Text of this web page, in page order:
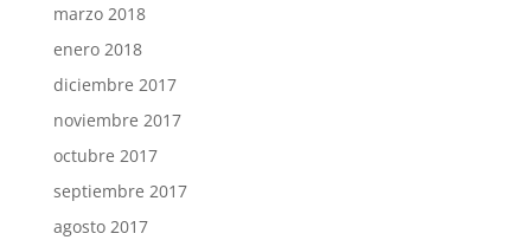
marzo 2018
enero 2018
diciembre 2017
noviembre 2017
octubre 2017
septiembre 2017
agosto 2017